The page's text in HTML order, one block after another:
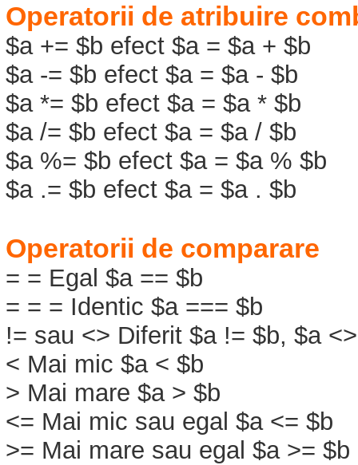
Operatorii de atribuire
$a += $b efect $a = $a + $b
$a -= $b efect $a = $a - $b
$a *= $b efect $a = $a * $b
$a /= $b efect $a = $a / $b
$a %= $b efect $a = $a % $b
$a .= $b efect $a = $a . $b
Operatorii de comparare
= = Egal $a == $b
= = = Identic $a === $b
!= sau <> Diferit $a != $b, $a
< Mai mic $a < $b
> Mai mare $a > $b
<= Mai mic sau egal $a <= $b
>= Mai mare sau egal $a >= $b